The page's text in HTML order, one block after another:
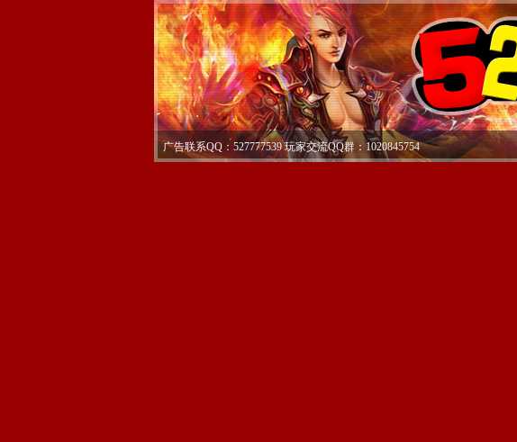
广告联系QQ：527777539 玩家交流QQ群：1020845754